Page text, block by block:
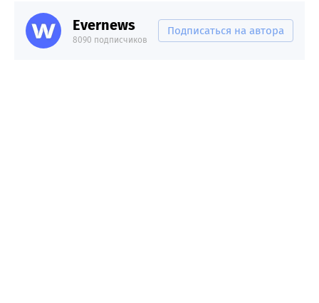
Evernews
8090 подписчиков
Подписаться на автора